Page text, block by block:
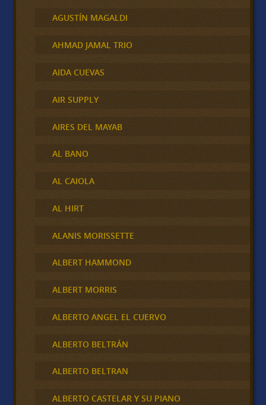
AGUSTÍN MAGALDI
AHMAD JAMAL TRIO
AIDA CUEVAS
AIR SUPPLY
AIRES DEL MAYAB
AL BANO
AL CAIOLA
AL HIRT
ALANIS MORISSETTE
ALBERT HAMMOND
ALBERT MORRIS
ALBERTO ANGEL EL CUERVO
ALBERTO BELTRÁN
ALBERTO BELTRAN
ALBERTO CASTELAR Y SU PIANO